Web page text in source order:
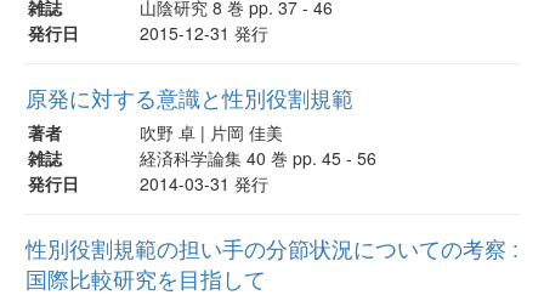
雑誌
山陰研究 8 巻 pp. 37 - 46
発行日
2015-12-31 発行
原発に対する意識と性別役割規範
著者
吹野 卓 | 片岡 佳美
雑誌
経済科学論集 40 巻 pp. 45 - 56
発行日
2014-03-31 発行
性別役割規範の担い手の分節状況についての考察 :
国際比較研究を目指して